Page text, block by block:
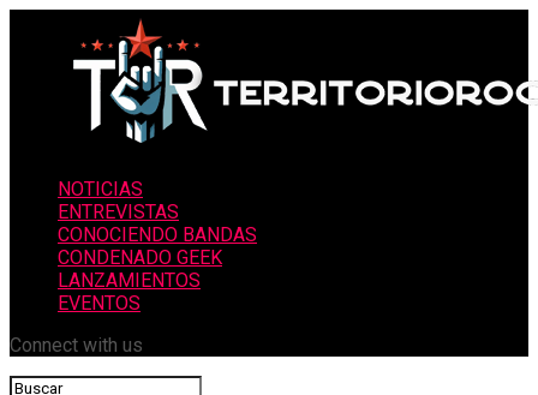
NOTICIAS
ENTREVISTAS
CONOCIENDO BANDAS
CONDENADO GEEK
LANZAMIENTOS
EVENTOS
Connect with us